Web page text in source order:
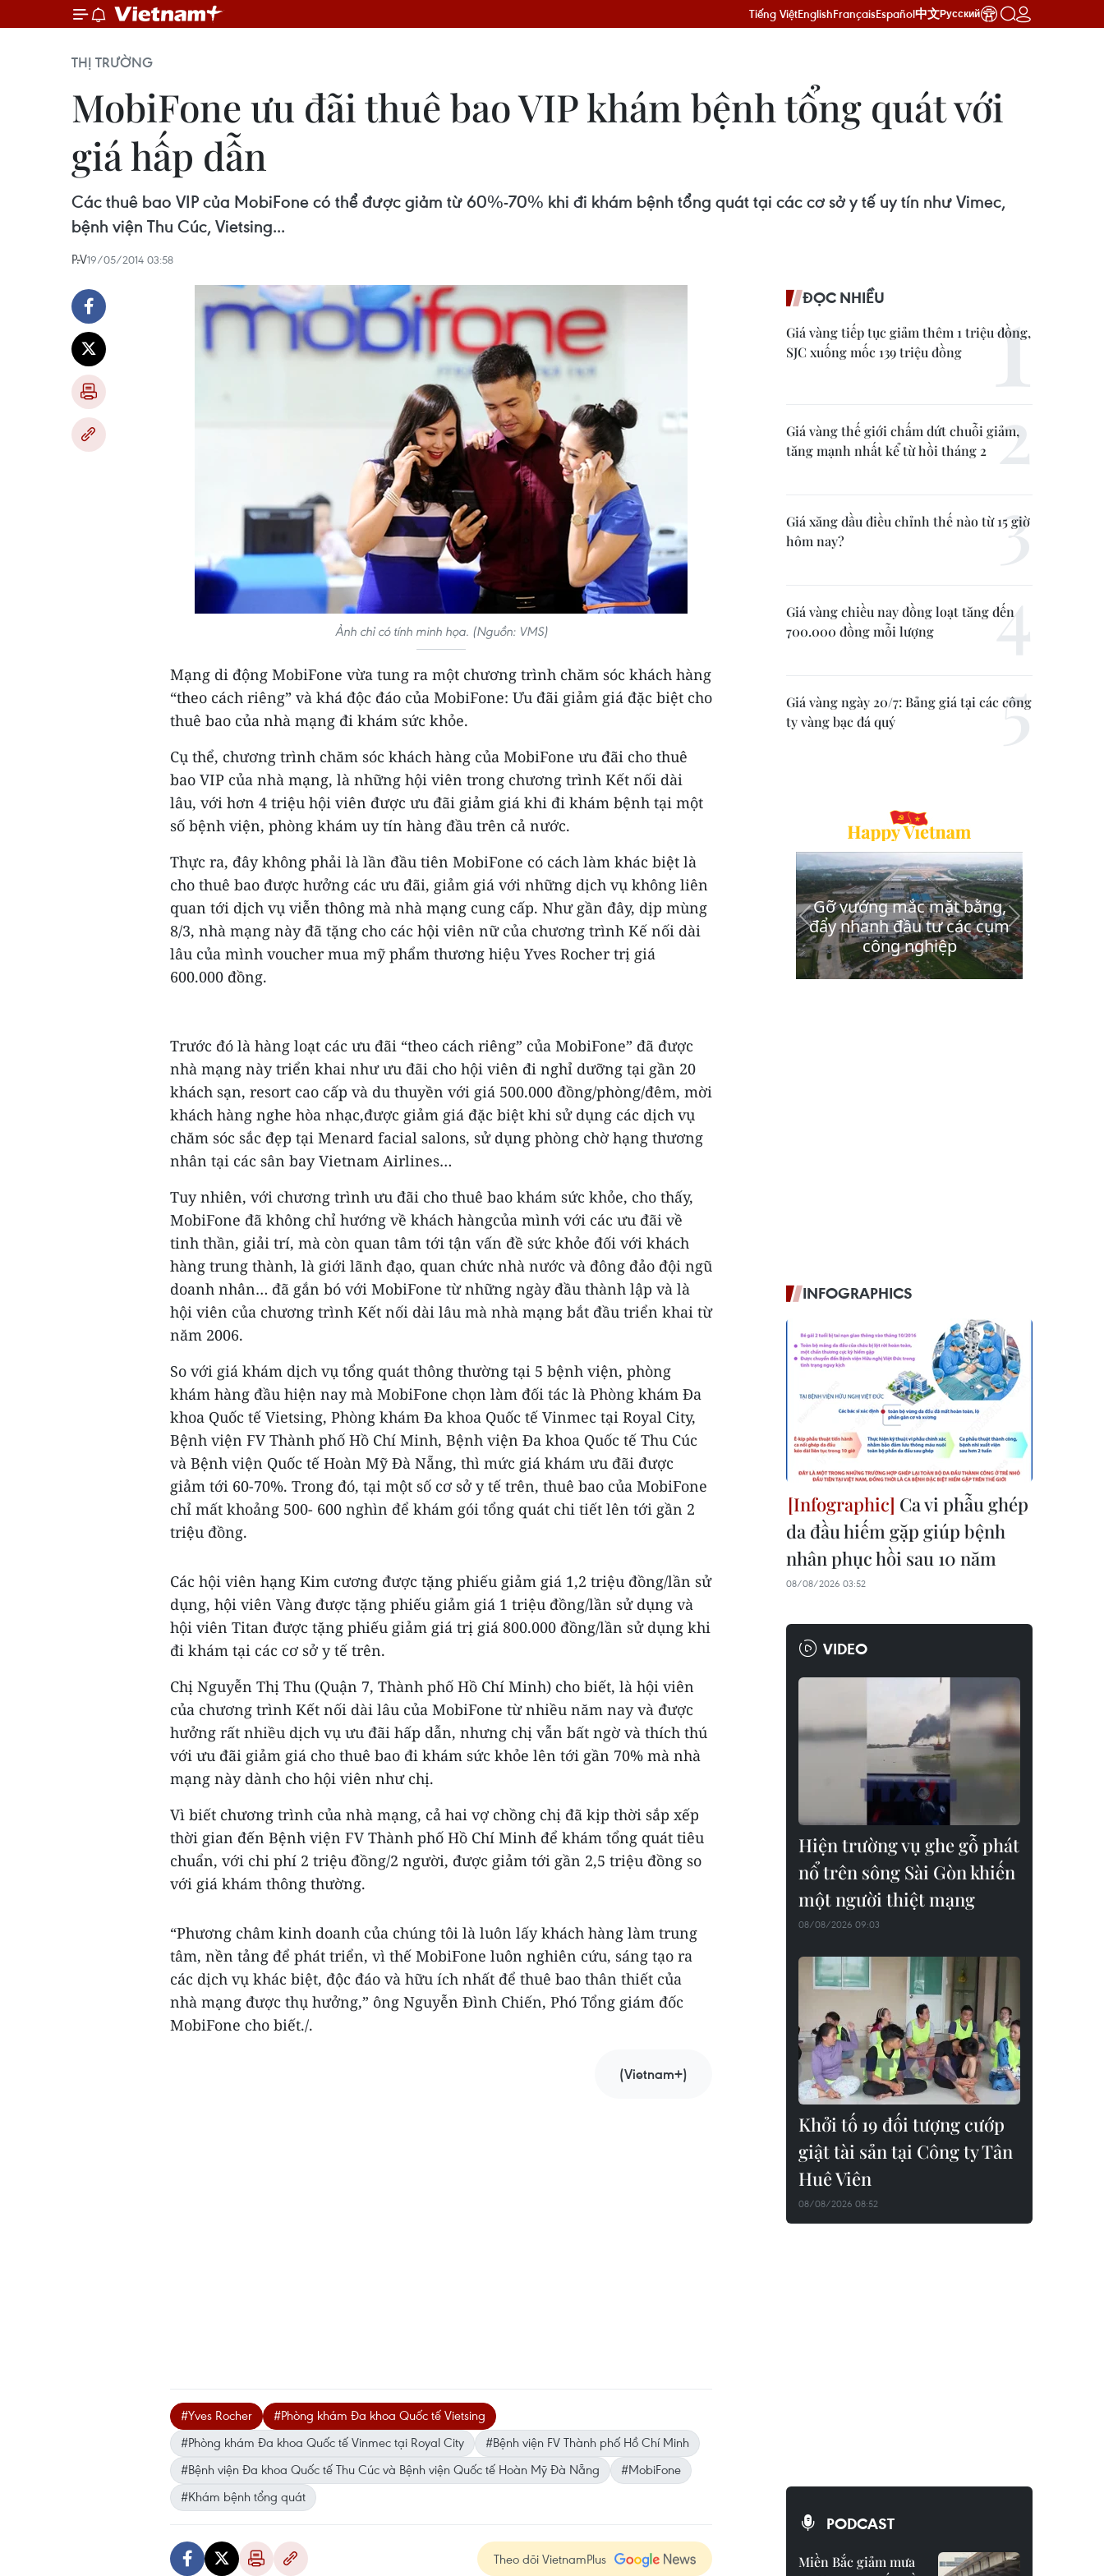
Tiếng ViệtEnglishFrançaisEspañol中文Русский
THỊ TRƯỜNG
MobiFone ưu đãi thuê bao VIP khám bệnh tổng quát với
giá hấp dẫn
Các thuê bao VIP của MobiFone có thể được giảm từ 60%-70% khi đi khám bệnh tổng quát tại các cơ sở y tế uy tín như Vimec,
bệnh viện Thu Cúc, Vietsing...
P.V19/05/2014 03:58
Ảnh chỉ có tính minh họa. (Nguồn: VMS)
Mạng di động MobiFone vừa tung ra một chương trình chăm sóc khách hàng
“theo cách riêng” và khá độc đáo của MobiFone: Ưu đãi giảm giá đặc biệt cho
thuê bao của nhà mạng đi khám sức khỏe.
Cụ thể, chương trình chăm sóc khách hàng của MobiFone ưu đãi cho thuê
bao VIP của nhà mạng, là những hội viên trong chương trình Kết nối dài
lâu, với hơn 4 triệu hội viên được ưu đãi giảm giá khi đi khám bệnh tại một
số bệnh viện, phòng khám uy tín hàng đầu trên cả nước.
Thực ra, đây không phải là lần đầu tiên MobiFone có cách làm khác biệt là
cho thuê bao được hưởng các ưu đãi, giảm giá với những dịch vụ không liên
quan tới dịch vụ viễn thông mà nhà mạng cung cấp. Như gần đây, dịp mùng
8/3, nhà mạng này đã tặng cho các hội viên nữ của chương trình Kế nối dài
lâu của mình voucher mua mỹ phẩm thương hiệu Yves Rocher trị giá
600.000 đồng.
Trước đó là hàng loạt các ưu đãi “theo cách riêng” của MobiFone” đã được
nhà mạng này triển khai như ưu đãi cho hội viên đi nghỉ dưỡng tại gần 20
khách sạn, resort cao cấp và du thuyền với giá 500.000 đồng/phòng/đêm, mời
khách hàng nghe hòa nhạc,được giảm giá đặc biệt khi sử dụng các dịch vụ
chăm sóc sắc đẹp tại Menard facial salons, sử dụng phòng chờ hạng thương
nhân tại các sân bay Vietnam Airlines…
Tuy nhiên, với chương trình ưu đãi cho thuê bao khám sức khỏe, cho thấy,
MobiFone đã không chỉ hướng về khách hàngcủa mình với các ưu đãi về
tinh thần, giải trí, mà còn quan tâm tới tận vấn đề sức khỏe đối với khách
hàng trung thành, là giới lãnh đạo, quan chức nhà nước và đông đảo đội ngũ
doanh nhân… đã gắn bó với MobiFone từ những ngày đầu thành lập và là
hội viên của chương trình Kết nối dài lâu mà nhà mạng bắt đầu triển khai từ
năm 2006.
So với giá khám dịch vụ tổng quát thông thường tại 5 bệnh viện, phòng
khám hàng đầu hiện nay mà MobiFone chọn làm đối tác là Phòng khám Đa
khoa Quốc tế Vietsing, Phòng khám Đa khoa Quốc tế Vinmec tại Royal City,
Bệnh viện FV Thành phố Hồ Chí Minh, Bệnh viện Đa khoa Quốc tế Thu Cúc
và Bệnh viện Quốc tế Hoàn Mỹ Đà Nẵng, thì mức giá khám ưu đãi được
giảm tới 60-70%. Trong đó, tại một số cơ sở y tế trên, thuê bao của MobiFone
chỉ mất khoảng 500- 600 nghìn để khám gói tổng quát chi tiết lên tới gần 2
triệu đồng.
Các hội viên hạng Kim cương được tặng phiếu giảm giá 1,2 triệu đồng/lần sử
dụng, hội viên Vàng được tặng phiếu giảm giá 1 triệu đồng/lần sử dụng và
hội viên Titan được tặng phiếu giảm giá trị giá 800.000 đồng/lần sử dụng khi
đi khám tại các cơ sở y tế trên.
Chị Nguyễn Thị Thu (Quận 7, Thành phố Hồ Chí Minh) cho biết, là hội viên
của chương trình Kết nối dài lâu của MobiFone từ nhiều năm nay và được
hưởng rất nhiều dịch vụ ưu đãi hấp dẫn, nhưng chị vẫn bất ngờ và thích thú
với ưu đãi giảm giá cho thuê bao đi khám sức khỏe lên tới gần 70% mà nhà
mạng này dành cho hội viên như chị.
Vì biết chương trình của nhà mạng, cả hai vợ chồng chị đã kịp thời sắp xếp
thời gian đến Bệnh viện FV Thành phố Hồ Chí Minh để khám tổng quát tiêu
chuẩn, với chi phí 2 triệu đồng/2 người, được giảm tới gần 2,5 triệu đồng so
với giá khám thông thường.
“Phương châm kinh doanh của chúng tôi là luôn lấy khách hàng làm trung
tâm, nền tảng để phát triển, vì thế MobiFone luôn nghiên cứu, sáng tạo ra
các dịch vụ khác biệt, độc đáo và hữu ích nhất để thuê bao thân thiết của
nhà mạng được thụ hưởng,” ông Nguyễn Đình Chiến, Phó Tổng giám đốc
MobiFone cho biết./.
(Vietnam+)
#Yves Rocher
#Phòng khám Đa khoa Quốc tế Vietsing
#Phòng khám Đa khoa Quốc tế Vinmec tại Royal City
#Bệnh viện FV Thành phố Hồ Chí Minh
#Bệnh viện Đa khoa Quốc tế Thu Cúc và Bệnh viện Quốc tế Hoàn Mỹ Đà Nẵng
#MobiFone
#Khám bệnh tổng quát
Theo dõi VietnamPlus
ĐỌC NHIỀU
Giá vàng tiếp tục giảm thêm 1 triệu đồng,
SJC xuống mốc 139 triệu đồng
Giá vàng thế giới chấm dứt chuỗi giảm,
tăng mạnh nhất kể từ hồi tháng 2
Giá xăng dầu điều chỉnh thế nào từ 15 giờ
hôm nay?
Giá vàng chiều nay đồng loạt tăng đến
700.000 đồng mỗi lượng
Giá vàng ngày 20/7: Bảng giá tại các công
ty vàng bạc đá quý
INFOGRAPHICS
Ca vi phẫu ghép
da đầu hiếm gặp giúp bệnh
nhân phục hồi sau 10 năm
08/08/2026 03:52
VIDEO
Hiện trường vụ ghe gỗ phát
nổ trên sông Sài Gòn khiến
một người thiệt mạng
08/08/2026 09:03
Khởi tố 19 đối tượng cướp
giật tài sản tại Công ty Tân
Huê Viên
08/08/2026 08:52
PODCAST
Miền Bắc giảm mưa